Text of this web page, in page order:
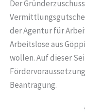
Der
der Agentur für
Arbeitslose aus
wollen. Auf dieser
Beantragung.